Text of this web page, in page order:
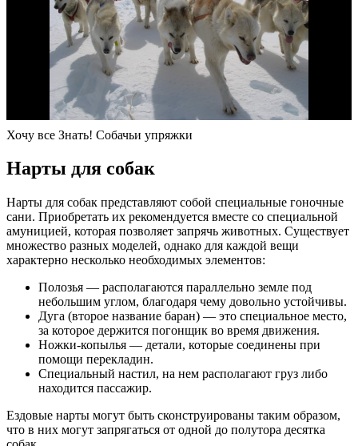
Хочу все Знать! Собачьи упряжки
Нарты для собак
Нарты для собак представляют собой специальные гоночные
сани. Приобретать их рекомендуется вместе со специальной
амуницией, которая позволяет запрячь животных. Существует
множество разных моделей, однако для каждой вещи
характерно несколько необходимых элементов:
Полозья — располагаются параллельно земле под
небольшим углом, благодаря чему довольно устойчивы.
Дуга (второе название баран) — это специальное место,
за которое держится погонщик во время движения.
Ножки-копылья — детали, которые соединены при
помощи перекладин.
Специальный настил, на нем располагают груз либо
находится пассажир.
Ездовые нарты могут быть сконструированы таким образом,
что в них могут запрягаться от одной до полутора десятка